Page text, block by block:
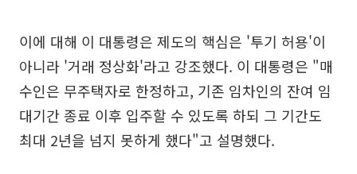
이에 대해 이 대통령은 제도의 핵심은 '투기 허용'이
아니라 '거래 정상화'라고 강조했다. 이 대통령은 "매
수인은 무주택자로 한정하고, 기존 임차인의 잔여 임
대기간 종료 이후 입주할 수 있도록 하되 그 기간도
최대 2년을 넘지 못하게 했다"고 설명했다.